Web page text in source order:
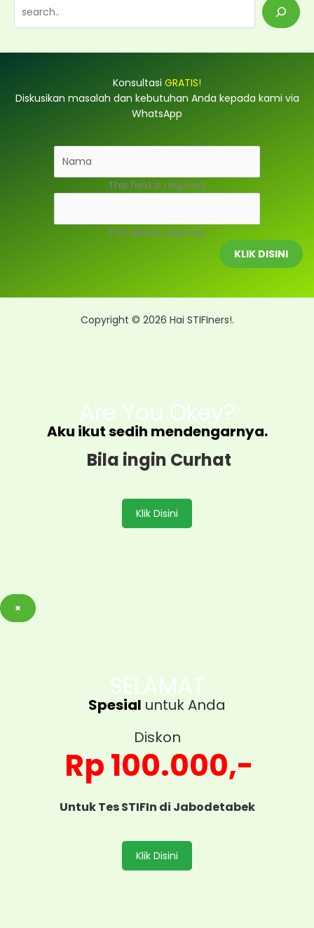
e
h
Konsultasi GRATIS!
Diskusikan masalah dan kebutuhan Anda kepada kami via
WhatsApp
This field is required.
This field is required.
KLIK DISINI
Copyright © 2026 Hai STIFIners!.
Are You Okey?
Aku ikut sedih mendengarnya.
Bila ingin Curhat
Klik Disini
×
SELAMAT
Spesial untuk Anda
Diskon
Rp 100.000,-
Untuk Tes STIFIn di Jabodetabek
Klik Disini